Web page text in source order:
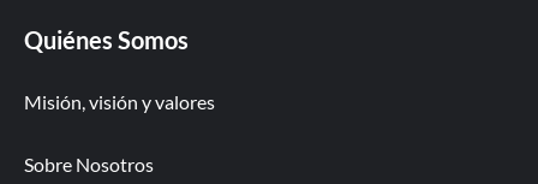
Quiénes Somos
Misión, visión y valores
Sobre Nosotros